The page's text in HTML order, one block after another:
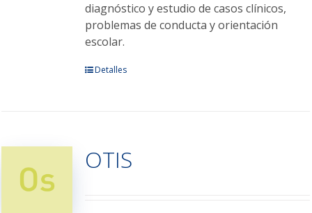
diagnóstico y estudio de casos clínicos,
problemas de conducta y orientación
escolar.
Este
Las
opciones
Detalles
OTIS